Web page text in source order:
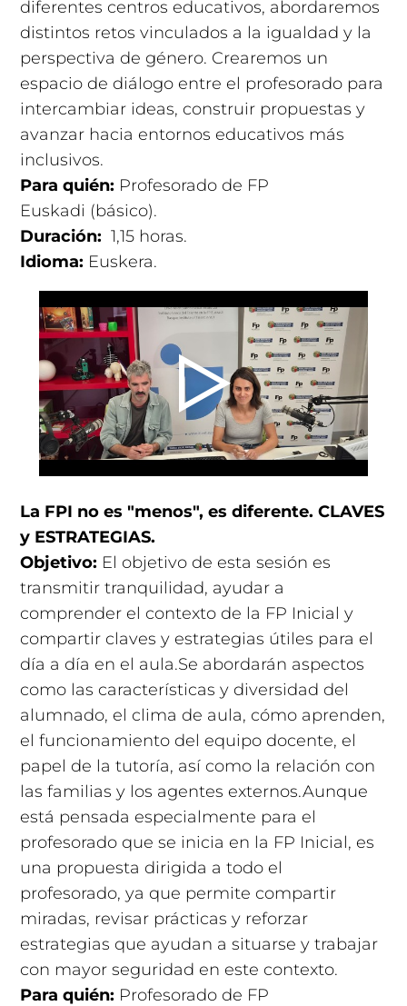
diferentes centros educativos, abordaremos
distintos retos vinculados a la igualdad y la
perspectiva de género. Crearemos un
espacio de diálogo entre el profesorado para
intercambiar ideas, construir propuestas y
avanzar hacia entornos educativos más
inclusivos.
Para quién: Profesorado de FP
Euskadi (básico).
Duración: 1,15 horas.
Idioma: Euskera.
La FPI no es "menos", es diferente. CLAVES
y ESTRATEGIAS.
Objetivo: El objetivo de esta sesión es
transmitir tranquilidad, ayudar a
comprender el contexto de la FP Inicial y
compartir claves y estrategias útiles para el
día a día en el aula.Se abordarán aspectos
como las características y diversidad del
alumnado, el clima de aula, cómo aprenden,
el funcionamiento del equipo docente, el
papel de la tutoría, así como la relación con
las familias y los agentes externos.Aunque
está pensada especialmente para el
profesorado que se inicia en la FP Inicial, es
una propuesta dirigida a todo el
profesorado, ya que permite compartir
miradas, revisar prácticas y reforzar
estrategias que ayudan a situarse y trabajar
con mayor seguridad en este contexto.
Para quién: Profesorado de FP